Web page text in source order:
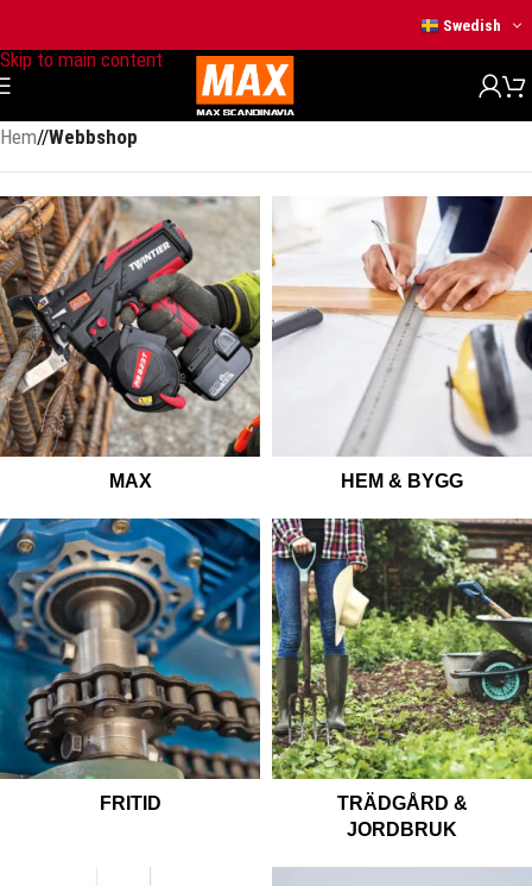
Skip to main content
Swedish
Hem/ Webbshop
MAX HEM & BYGG
FRITID
TRÄDGÅRD &
JORDBRUK